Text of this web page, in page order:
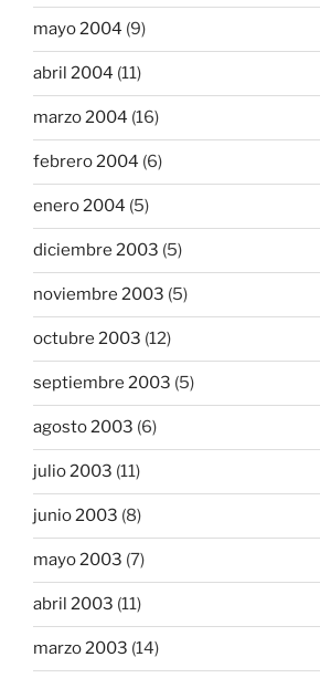
mayo 2004 (9)
abril 2004 (11)
marzo 2004 (16)
febrero 2004 (6)
enero 2004 (5)
diciembre 2003 (5)
noviembre 2003 (5)
octubre 2003 (12)
septiembre 2003 (5)
agosto 2003 (6)
julio 2003 (11)
junio 2003 (8)
mayo 2003 (7)
abril 2003 (11)
marzo 2003 (14)